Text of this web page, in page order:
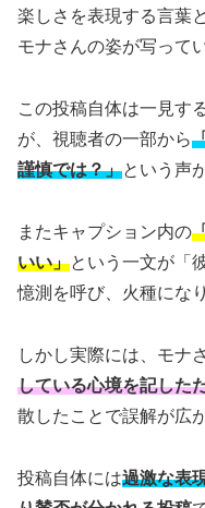
楽しさを表現する言葉
モナさんの姿が写って
この投稿自体は一見す
が、視聴者の一部から
謹慎では？」という声
またキャプション内の
いい」という一文が「
憶測を呼び、火種にな
しかし実際には、モナ
している心境を記した
散したことで誤解が広
投稿自体には過激な表